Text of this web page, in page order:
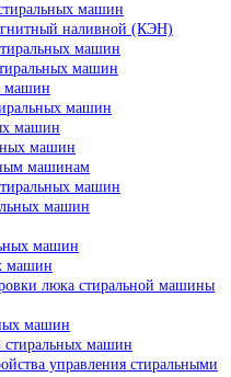
машин
наливной (КЭН)
машин
машин
машин
машин
машин
машин
машинам
машин
машин
машин
машин
люка стиральной машины
машин
машин
управления стиральными